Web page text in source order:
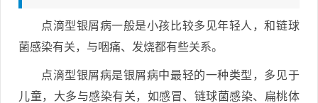
点滴型银屑病一般是小孩比较多见年轻人，和链球
菌感染有关，与咽痛、发烧都有些关系。
点滴型银屑病是银屑病中最轻的一种类型，多见于
儿童，大多与感染有关，如感冒、链球菌感染、扁桃体